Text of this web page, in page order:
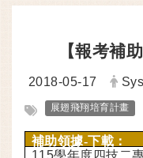
【報考補
日期：
2018-05-17 發
標籤：
展翅飛翔培育計畫
補助領據-下載：
115學年度四技二